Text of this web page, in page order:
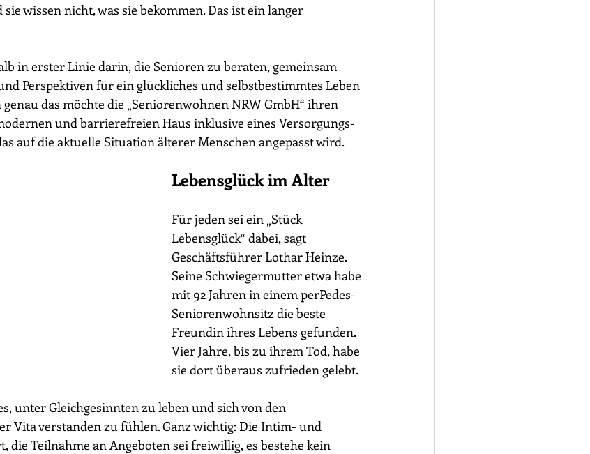
wissen nicht, was sie bekommen. Das ist ein langer
in erster Linie darin, die Senioren zu beraten, gemeinsam
Perspektiven für ein glückliches und selbstbestimmtes Leben
das möchte die „Seniorenwohnen NRW GmbH“ ihren
und barrierefreien Haus inklusive eines Versorgungs-
auf die aktuelle Situation älterer Menschen angepasst wird.
Lebensglück im Alter
Für jeden sei ein „Stück
Lebensglück“ dabei, sagt
Geschäftsführer Lothar Heinze.
Seine Schwiegermutter etwa habe
mit 92 Jahren in einem perPedes-
Seniorenwohnsitz die beste
Freundin ihres Lebens gefunden.
Vier Jahre, bis zu ihrem Tod, habe
sie dort überaus zufrieden gelebt.
unter Gleichgesinnten zu leben und sich von den
Vita verstanden zu fühlen. Ganz wichtig: Die Intim- und
die Teilnahme an Angeboten sei freiwillig, es bestehe kein